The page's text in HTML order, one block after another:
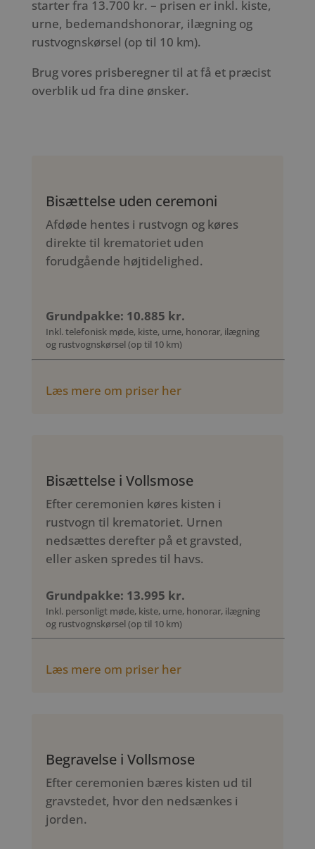
starter fra 13.700 kr. – prisen er inkl. kiste,
urne, bedemandshonorar, ilægning og
rustvognskørsel (op til 10 km).
Brug vores prisberegner til at få et præcist
overblik ud fra dine ønsker.
Bisættelse uden ceremoni
Afdøde hentes i rustvogn og køres
direkte til krematoriet uden
forudgående højtidelighed.
Grundpakke: 10.885 kr.
Inkl. telefonisk møde, kiste, urne, honorar, ilægning
og rustvognskørsel (op til 10 km)
Læs mere om priser her
Bisættelse i Vollsmose
Efter ceremonien køres kisten i
rustvogn til krematoriet. Urnen
nedsættes derefter på et gravsted,
eller asken spredes til havs.
Grundpakke: 13.995 kr.
Inkl. personligt møde, kiste, urne, honorar, ilægning
og rustvognskørsel (op til 10 km)
Læs mere om priser her
Begravelse i Vollsmose
Efter ceremonien bæres kisten ud til
gravstedet, hvor den nedsænkes i
jorden.